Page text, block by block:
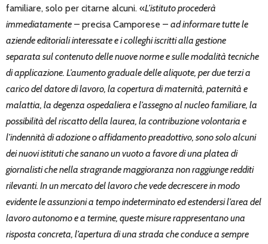
familiare, solo per citarne alcuni. «L’istituto procederà
immediatamente – precisa Camporese – ad informare tutte le
aziende editoriali interessate e i colleghi iscritti alla gestione
separata sul contenuto delle nuove norme e sulle modalità tecniche
di applicazione. L’aumento graduale delle aliquote, per due terzi a
carico del datore di lavoro, la copertura di maternità, paternità e
malattia, la degenza ospedaliera e l’assegno al nucleo familiare, la
possibilità del riscatto della laurea, la contribuzione volontaria e
l’indennità di adozione o affidamento preadottivo, sono solo alcuni
dei nuovi istituti che sanano un vuoto a favore di una platea di
giornalisti che nella stragrande maggioranza non raggiunge redditi
rilevanti. In un mercato del lavoro che vede decrescere in modo
evidente le assunzioni a tempo indeterminato ed estendersi l’area del
lavoro autonomo e a termine, queste misure rappresentano una
risposta concreta, l’apertura di una strada che conduce a sempre